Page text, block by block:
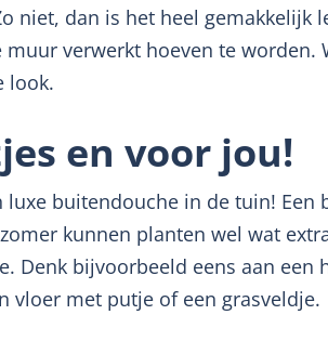
niet, dan is het heel
verwerkt hoeven te worden.
look.
en voor jou!
buitendouche in de tuin!
kunnen planten wel wat
Denk bijvoorbeeld eens aan
vloer met putje of een grasveldje.